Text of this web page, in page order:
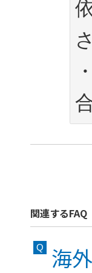
関連するFAQ
海